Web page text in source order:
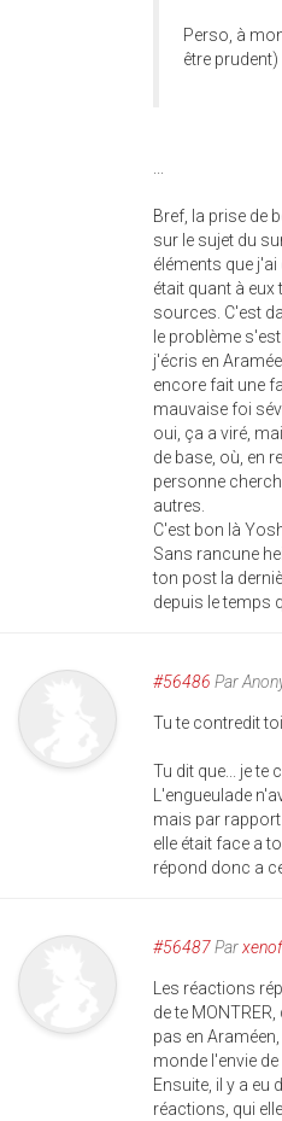
Perso, à
être prudent)
Bref, la prise de
sur le sujet du
éléments que
était quant à
sources. C'est
le problème
j'écris en
encore fait une
mauvaise foi
oui, ça a viré,
de base, où, en
personne
autres.
C'est bon là
Sans rancune
ton post la
depuis le temps
#56486 Par
Tu te contredit
Tu dit que... je te
L'engueulade
mais par
elle était face a
répond donc a
#56487Par
Les réactions
de te
pas en
monde l'envie
Ensuite, il y a eu
réactions, qui